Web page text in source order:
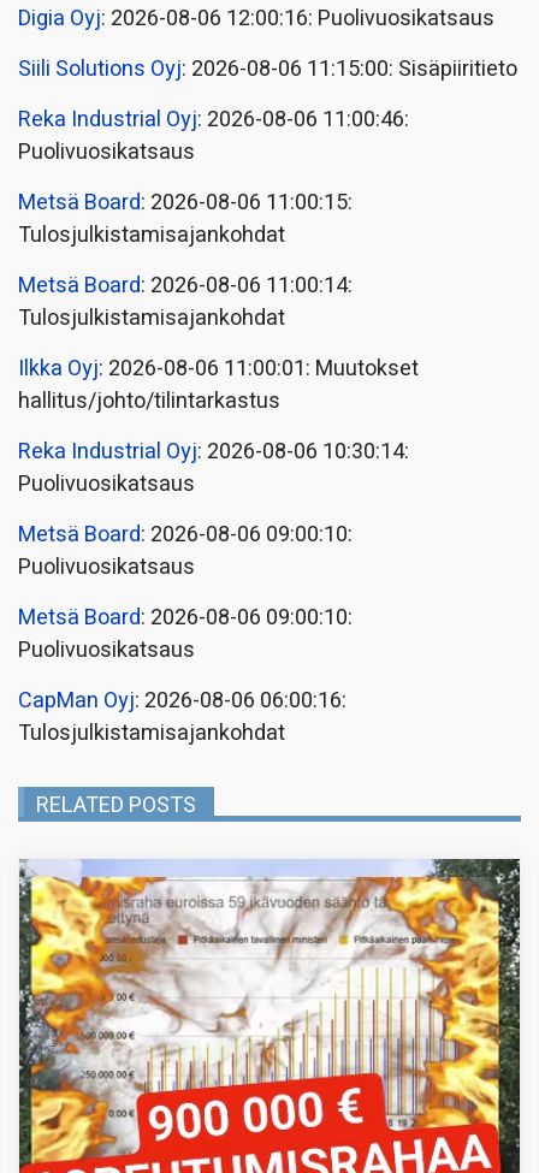
Digia Oyj: 2026-08-06 12:00:16: Puolivuosikatsaus
Siili Solutions Oyj: 2026-08-06 11:15:00: Sisäpiiritieto
Reka Industrial Oyj: 2026-08-06 11:00:46:
Puolivuosikatsaus
Metsä Board: 2026-08-06 11:00:15:
Tulosjulkistamisajankohdat
Metsä Board: 2026-08-06 11:00:14:
Tulosjulkistamisajankohdat
Ilkka Oyj: 2026-08-06 11:00:01: Muutokset
hallitus/johto/tilintarkastus
Reka Industrial Oyj: 2026-08-06 10:30:14:
Puolivuosikatsaus
Metsä Board: 2026-08-06 09:00:10:
Puolivuosikatsaus
Metsä Board: 2026-08-06 09:00:10:
Puolivuosikatsaus
CapMan Oyj: 2026-08-06 06:00:16:
Tulosjulkistamisajankohdat
RELATED POSTS